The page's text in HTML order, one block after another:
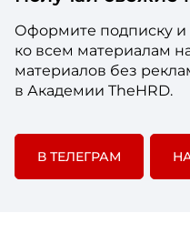
Оформите подписку и
ко всем материалам
материалов без
в Академии TheHRD.
В ТЕЛЕГРАМ